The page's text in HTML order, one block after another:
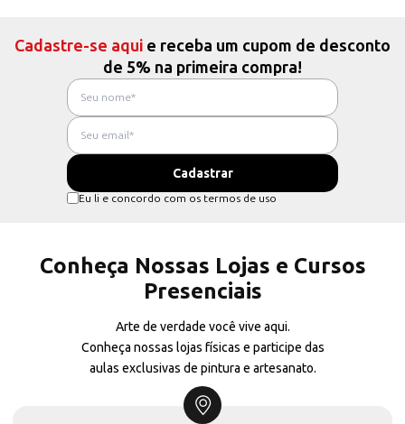
Cadastre-se aqui e receba um cupom de desconto
de 5% na primeira compra!
Eu li e concordo com os termos de uso
Conheça Nossas Lojas e Cursos
Presenciais
Arte de verdade você vive aqui.
Conheça nossas lojas físicas e participe das
aulas exclusivas de pintura e artesanato.